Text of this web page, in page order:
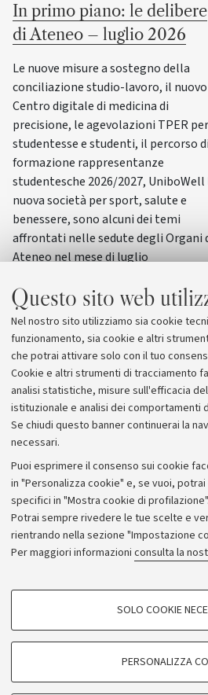
Questo sito web
Nel nostro sito utilizziamo sia cookie
funzionamento, sia cookie e altri
che potrai attivare solo con il tuo
Cookie e altri strumenti di tracciamento
analisi statistiche, misure sull'efficacia
istituzionale e analisi dei comportamenti
Se chiudi questo banner continuerai la
necessari.
Puoi esprimere il consenso sui cookie
in "Personalizza cookie" e, se vuoi,
specifici in "Mostra cookie di profilazione".
Potrai sempre rivedere le tue scelte e
rientrando nella sezione "Impostazione
Per maggiori informazioni consulta la
COOKIE DI PROFILAZIONE -
SOLO COOKIE
PERSONALIZZA
In primo piano: le delibere
di Ateneo – luglio 2026
Le nuove misure a sostegno della
conciliazione studio-lavoro, il nuovo
Centro digitale di medicina di
precisione, le agevolazioni TPER per
studentesse e studenti, il percorso di
formazione rappresentanze
studentesche 2026/2027, UniboWell
nuova società per sport, salute e
benessere, sono alcuni dei temi
affrontati nelle sedute degli Organi
Ateneo nel mese di luglio
Archivio
Comunicati
Redazione
Rassegna
© Copyright 2026 - ALMA MATER
Bologna - Via Zamboni, 33 - 40126